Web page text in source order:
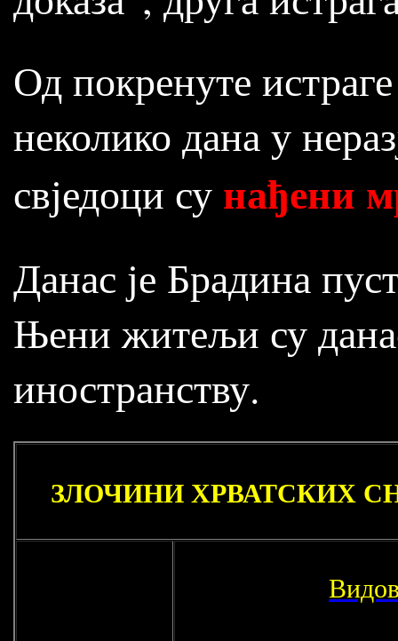
Од покренуте
неколико дана у
свједоци су нађени
Данас је Брадина
Њени житељи су
иностранству.
ЗЛОЧИНИ ХРВАТСКИХ